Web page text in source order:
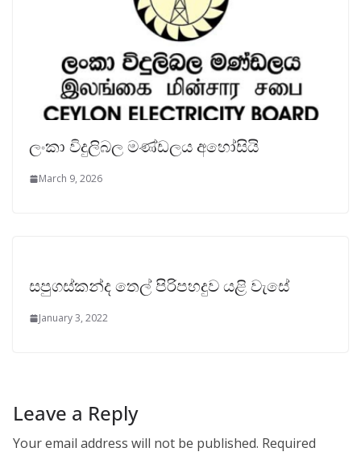
ලංකා විදුලිබල මණ්ඩලය අහෝසියි
March 9, 2026
සපුගස්කන්ද තෙල් පිරිපහදුව යළි වැසේ
January 3, 2022
Leave a Reply
Your email address will not be published. Required